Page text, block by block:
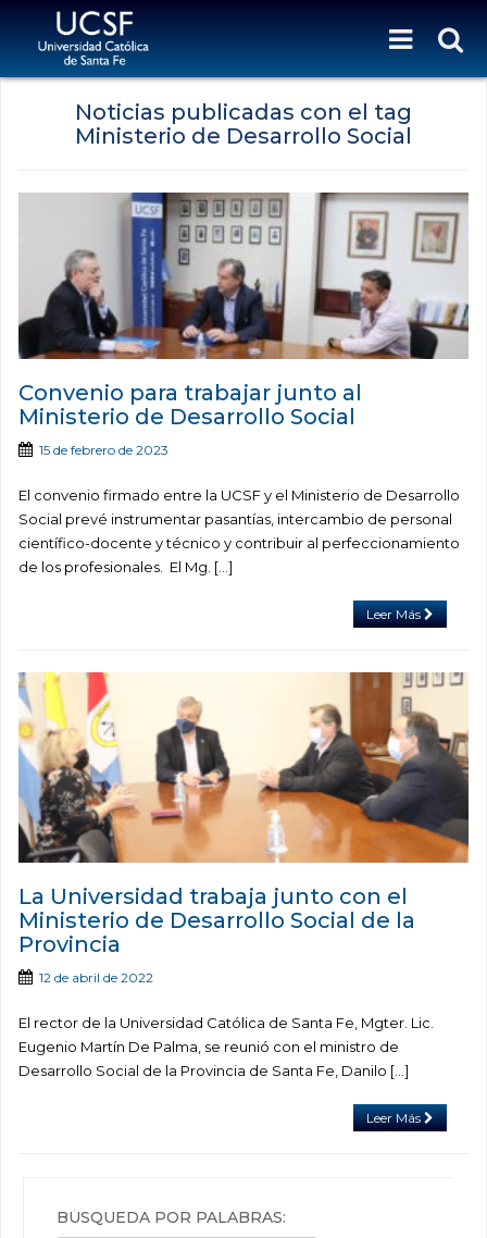
Noticias publicadas con el tag
Ministerio de Desarrollo Social
Convenio para trabajar junto al
Ministerio de Desarrollo Social
15 de febrero de 2023
El convenio firmado entre la UCSF y el Ministerio de Desarrollo
Social prevé instrumentar pasantías, intercambio de personal
científico-docente y técnico y contribuir al perfeccionamiento
de los profesionales. El Mg. […]
Leer Más
La Universidad trabaja junto con el
Ministerio de Desarrollo Social de la
Provincia
12 de abril de 2022
El rector de la Universidad Católica de Santa Fe, Mgter. Lic.
Eugenio Martín De Palma, se reunió con el ministro de
Desarrollo Social de la Provincia de Santa Fe, Danilo […]
Leer Más
BÚSQUEDA POR PALABRAS: